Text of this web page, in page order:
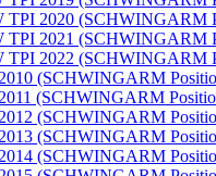
TPI 2020 (SCHWINGARM
TPI 2021 (SCHWINGARM
TPI 2022 (SCHWINGARM
(SCHWINGARM
(SCHWINGARM
(SCHWINGARM
(SCHWINGARM
(SCHWINGARM